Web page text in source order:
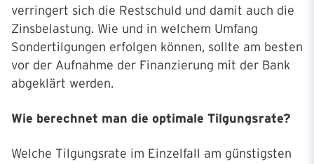
verringert sich die Restschuld und damit auch die
Zinsbelastung. Wie und in welchem Umfang
Sondertilgungen erfolgen können, sollte am besten
vor der Aufnahme der Finanzierung mit der Bank
abgeklärt werden.
Wie berechnet man die optimale Tilgungsrate?
Welche Tilgungsrate im Einzelfall am günstigsten